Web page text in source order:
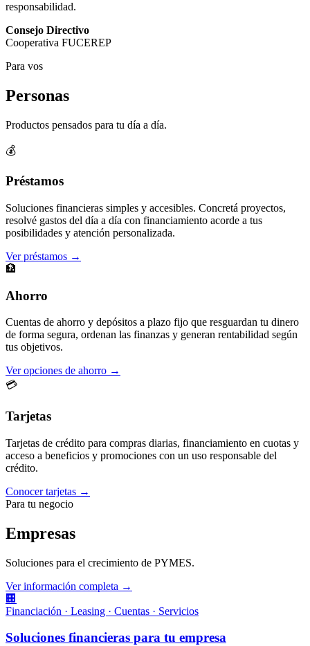
responsabilidad.
Consejo Directivo
Cooperativa FUCEREP
Para vos
Personas
Productos pensados para tu día a día.
💰
Préstamos
Soluciones financieras simples y accesibles. Concretá proyectos,
resolvé gastos del día a día con financiamiento acorde a tus
posibilidades y atención personalizada.
Ver préstamos →
🏦
Ahorro
Cuentas de ahorro y depósitos a plazo fijo que resguardan tu dinero
de forma segura, ordenan las finanzas y generan rentabilidad según
tus objetivos.
Ver opciones de ahorro →
💳
Tarjetas
Tarjetas de crédito para compras diarias, financiamiento en cuotas y
acceso a beneficios y promociones con un uso responsable del
crédito.
Conocer tarjetas →
Para tu negocio
Empresas
Soluciones para el crecimiento de PYMES.
Ver información completa →
🏢
Financiación · Leasing · Cuentas · Servicios
Soluciones financieras para tu empresa